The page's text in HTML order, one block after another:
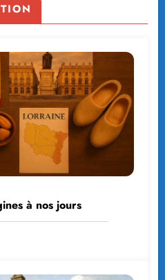
à nos jours